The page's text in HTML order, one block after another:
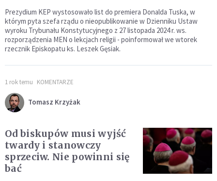
Prezydium KEP wystosowało list do premiera Donalda Tuska, w
którym pyta szefa rządu o nieopublikowanie w Dzienniku Ustaw
wyroku Trybunału Konstytucyjnego z 27 listopada 2024 r. ws.
rozporządzenia MEN o lekcjach religii - poinformował we wtorek
rzecznik Episkopatu ks. Leszek Gęsiak.
1 rok temu KOMENTARZE
Tomasz Krzyżak
Od biskupów musi wyjść
twardy i stanowczy
sprzeciw. Nie powinni się
bać